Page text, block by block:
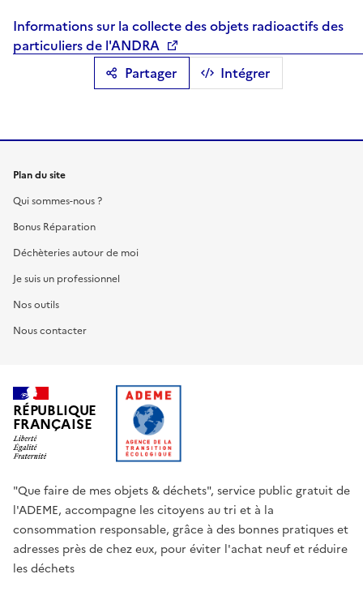
Partager Intégrer
Informations sur la collecte des objets radioactifs des
particuliers de l'ANDRA
Plan du site
Qui sommes-nous ?
Bonus Réparation
Déchèteries autour de moi
Je suis un professionnel
Nos outils
Nous contacter
RÉPUBLIQUE
FRANÇAISE
"Que faire de mes objets & déchets", service public gratuit de
l'ADEME, accompagne les citoyens au tri et à la
consommation responsable, grâce à des bonnes pratiques et
adresses près de chez eux, pour éviter l'achat neuf et réduire
les déchets